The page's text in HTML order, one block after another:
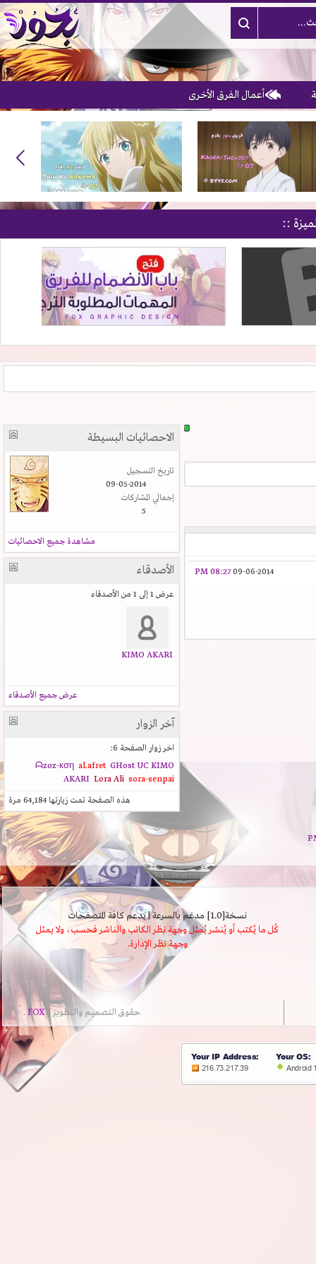
أعمال الفرق الأخرى
::
09-06-2014
08:27 PM
الاحصائيات البسيطة
تاريخ التسجيل
09-05-2014
إجمالي المشاركات
مشاهدة جميع الاحصائيات
الأصدقاء
عرض 1 إلى 1 من الأصدقاء
KIMO AKARI
عرض جميع الأصدقاء
آخر الزوار
اخر زوار الصفحة 6:
ᗩzoz-кση
al.afret GHost UCKIMO
AKARI
Lora Ali
sora-senpai
هذه الصفحة تمت زيارتها64,184مرة
نسخة[1.0] مدعَم بالسرعة | يدعم كافة المتصفحات
كُل ما يُكتب أو يُنشر يُمثل وجهة نظر الكاتب والناشر فحسب، ولا يمثل
وجهة نظر الإدارة.
حقوق التصميم والتطوير لــ FOX
.